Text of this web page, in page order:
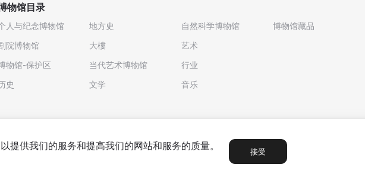
物馆目录
人与纪念博物馆
院博物馆
物馆-保护区
史
地方史
大樓
当代艺术博物馆
文学
自然科学博物馆
艺术
行业
音乐
博物馆藏品
提供我们的服务和提高我们的网站和服务的质量。 接受